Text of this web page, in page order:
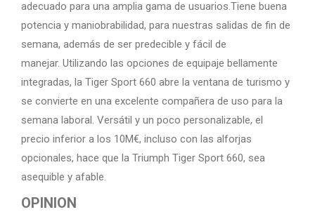
adecuado para una amplia gama de usuarios.Tiene buena
potencia y maniobrabilidad, para nuestras salidas de fin de
semana, además de ser predecible y fácil de
manejar. Utilizando las opciones de equipaje bellamente
integradas, la Tiger Sport 660 abre la ventana de turismo y
se convierte en una excelente compañera de uso para la
semana laboral. Versátil y un poco personalizable, el
precio inferior a los 10M€, incluso con las alforjas
opcionales, hace que la Triumph Tiger Sport 660, sea
asequible y afable.
OPINION